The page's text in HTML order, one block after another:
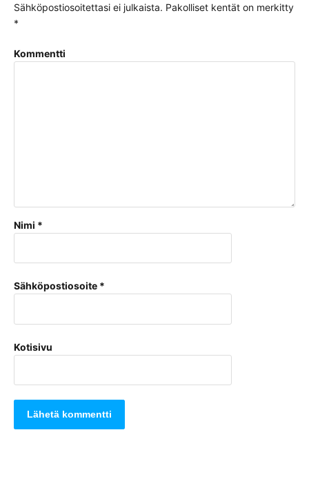
Sähköpostiosoitettasi ei julkaista. Pakolliset kentät on merkitty
*
Kommentti
Nimi *
Sähköpostiosoite *
Kotisivu